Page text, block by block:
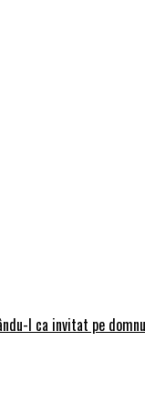
l ca invitat pe